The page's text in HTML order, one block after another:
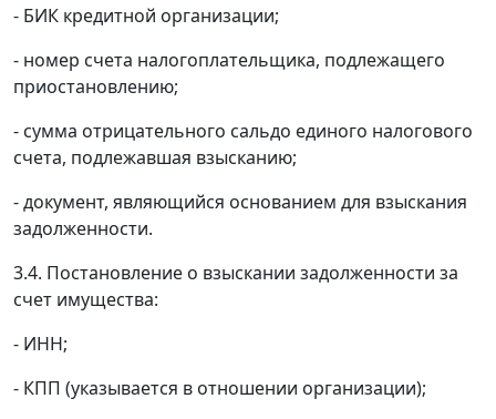
- БИК кредитной организации;
- номер счета налогоплательщика, подлежащего
приостановлению;
- сумма отрицательного сальдо единого налогового
счета, подлежавшая взысканию;
- документ, являющийся основанием для взыскания
задолженности.
3.4. Постановление о взыскании задолженности за
счет имущества:
- ИНН;
- КПП (указывается в отношении организации);